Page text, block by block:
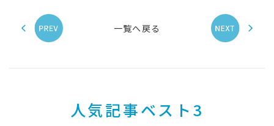
一覧へ戻る
人気記事ベスト3